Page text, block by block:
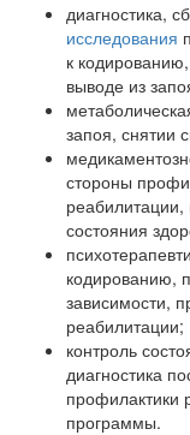
диагностика,
исследования
к
выводе из
запоя, снятии
стороны
состояния
кодированию,
зависимости,
реабилитации;
контроль
диагностика
профилактики
программы.